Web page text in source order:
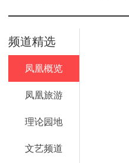
频道精选
凤凰概览
凤凰旅游
理论园地
文艺频道